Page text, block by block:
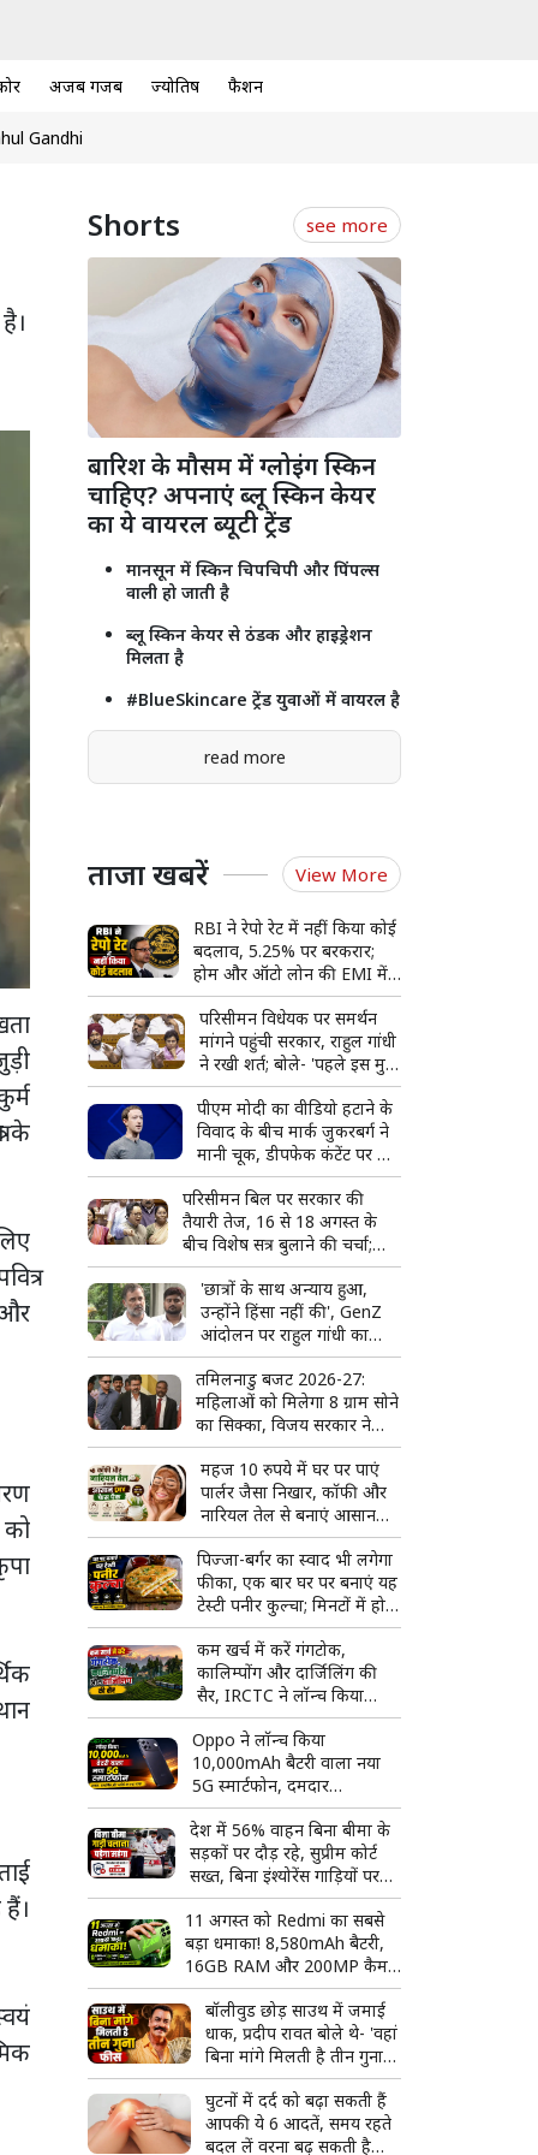
अजब गजब ज्योतिष फैशन
Gandhi
के
और
Shorts see more
बारिश के मौसम में ग्लोइंग स्किन
चाहिए? अपनाएं ब्लू स्किन केयर
का ये वायरल ब्यूटी ट्रेंड
मानसून में स्किन चिपचिपी और पिंपल्स
वाली हो जाती है
ब्लू स्किन केयर से ठंडक और हाइड्रेशन
मिलता है
#BlueSkincare ट्रेंड युवाओं में वायरल है
read more
ताजा खबरें View More
RBI ने रेपो रेट में नहीं किया कोई
बदलाव, 5.25% पर बरकरार;
होम और ऑटो लोन की EMI में
फिलहाल राहत नहीं
परिसीमन विधेयक पर समर्थन
मांगने पहुंची सरकार, राहुल गांधी
ने रखी शर्त; बोले- 'पहले इस मुद्दे
पर हो चर्चा'
पीएम मोदी का वीडियो हटाने के
विवाद के बीच मार्क जुकरबर्ग ने
मानी चूक, डीपफेक कंटेंट पर भी
जताया खेद
परिसीमन बिल पर सरकार की
तैयारी तेज, 16 से 18 अगस्त के
बीच विशेष सत्र बुलाने की चर्चा;
राहुल गांधी और किरेन रिजिजू की
लंबी बैठक
'छात्रों के साथ अन्याय हुआ,
उन्होंने हिंसा नहीं की', GenZ
आंदोलन पर राहुल गांधी का
सरकार पर हमला
तमिलनाडु बजट 2026-27:
महिलाओं को मिलेगा 8 ग्राम सोने
का सिक्का, विजय सरकार ने
किए कई बड़े ऐलान
महज 10 रुपये में घर पर पाएं
पार्लर जैसा निखार, कॉफी और
नारियल तेल से बनाएं आसान
DIY फेस पैक
पिज्जा-बर्गर का स्वाद भी लगेगा
फीका, एक बार घर पर बनाएं यह
टेस्टी पनीर कुल्चा; मिनटों में हो
जाएगा तैयार
कम खर्च में करें गंगटोक,
कालिम्पोंग और दार्जिलिंग की
सैर, IRCTC ने लॉन्च किया
शानदार हिमालय टूर पैकेज
Oppo ने लॉन्च किया
10,000mAh बैटरी वाला नया
5G स्मार्टफोन, दमदार
स्पेसिफिकेशन के साथ मार्केट में
दी दस्तक
देश में 56% वाहन बिना बीमा के
सड़कों पर दौड़ रहे, सुप्रीम कोर्ट
सख्त, बिना इंश्योरेंस गाड़ियों पर
कार्रवाई तेज करने के निर्देश
11 अगस्त को Redmi का सबसे
बड़ा धमाका! 8,580mAh बैटरी,
16GB RAM और 200MP कैमरे
वाला फ्लैगशिप फोन होगा लॉन्च
बॉलीवुड छोड़ साउथ में जमाई
धाक, प्रदीप रावत बोले थे- 'वहां
बिना मांगे मिलती है तीन गुना
फीस'
घुटनों में दर्द को बढ़ा सकती हैं
आपकी ये 6 आदतें, समय रहते
बदल लें वरना बढ़ सकती है